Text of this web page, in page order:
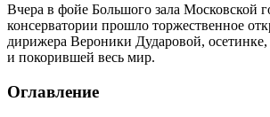
Вчера в фойе Большого зала Московской
консерватории прошло торжественное
дирижера Вероники Дударовой,
и покорившей весь мир.
Оглавление